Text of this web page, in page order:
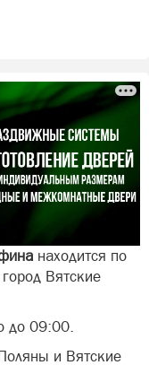
находится по
Вятские
до 09:00.
и Вятские